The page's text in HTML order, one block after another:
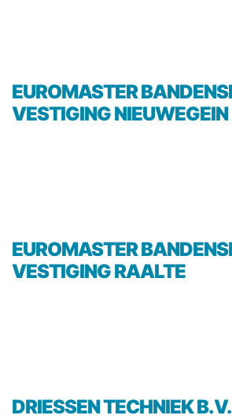
EUROMASTER BANDENSERVICE B.V.
VESTIGING NIEUWEGEIN
EUROMASTER BANDENSERVICE B.V.
VESTIGING RAALTE
DRIESSEN TECHNIEK B.V.